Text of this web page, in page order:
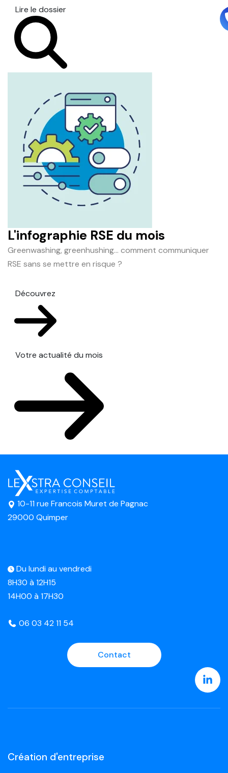
Lire le dossier
L'infographie RSE du mois
Greenwashing, greenhushing… comment communiquer
RSE sans se mettre en risque ?
Découvrez
Votre actualité du mois
10-11 rue Francois Muret de Pagnac
29000 Quimper
Du lundi au vendredi
8H30 à 12H15
14H00 à 17H30
06 03 42 11 54
Contact
Création d'entreprise